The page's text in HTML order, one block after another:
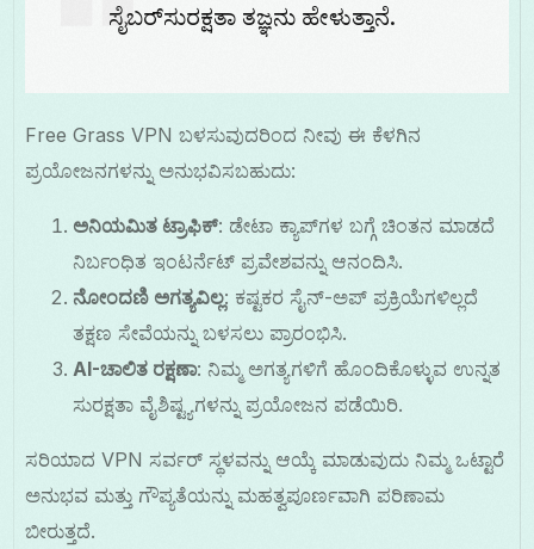
ಸೈಬರ್‌ಸುರಕ್ಷತಾ ತಜ್ಞನು ಹೇಳುತ್ತಾನೆ.
Free Grass VPN ಬಳಸುವುದರಿಂದ ನೀವು ಈ ಕೆಳಗಿನ
ಪ್ರಯೋಜನಗಳನ್ನು ಅನುಭವಿಸಬಹುದು:
ಅನಿಯಮಿತ ಟ್ರಾಫಿಕ್: ಡೇಟಾ ಕ್ಯಾಪ್‌ಗಳ ಬಗ್ಗೆ ಚಿಂತನ ಮಾಡದೆ
ನಿರ್ಬಂಧಿತ ಇಂಟರ್ನೆಟ್ ಪ್ರವೇಶವನ್ನು ಆನಂದಿಸಿ.
ನೋಂದಣಿ ಅಗತ್ಯವಿಲ್ಲ: ಕಷ್ಟಕರ ಸೈನ್-ಅಪ್ ಪ್ರಕ್ರಿಯೆಗಳಿಲ್ಲದೆ
ತಕ್ಷಣ ಸೇವೆಯನ್ನು ಬಳಸಲು ಪ್ರಾರಂಭಿಸಿ.
AI-ಚಾಲಿತ ರಕ್ಷಣಾ: ನಿಮ್ಮ ಅಗತ್ಯಗಳಿಗೆ ಹೊಂದಿಕೊಳ್ಳುವ ಉನ್ನತ
ಸುರಕ್ಷತಾ ವೈಶಿಷ್ಟ್ಯಗಳನ್ನು ಪ್ರಯೋಜನ ಪಡೆಯಿರಿ.
ಸರಿಯಾದ VPN ಸರ್ವರ್ ಸ್ಥಳವನ್ನು ಆಯ್ಕೆ ಮಾಡುವುದು ನಿಮ್ಮ ಒಟ್ಟಾರೆ
ಅನುಭವ ಮತ್ತು ಗೌಪ್ಯತೆಯನ್ನು ಮಹತ್ವಪೂರ್ಣವಾಗಿ ಪರಿಣಾಮ
ಬೀರುತ್ತದೆ.